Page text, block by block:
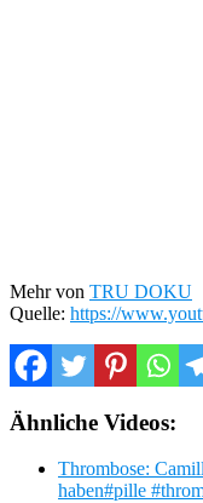
Mehr von TRU DOKU
Quelle: https://
Ähnliche Videos:
Thrombose:
haben#pille